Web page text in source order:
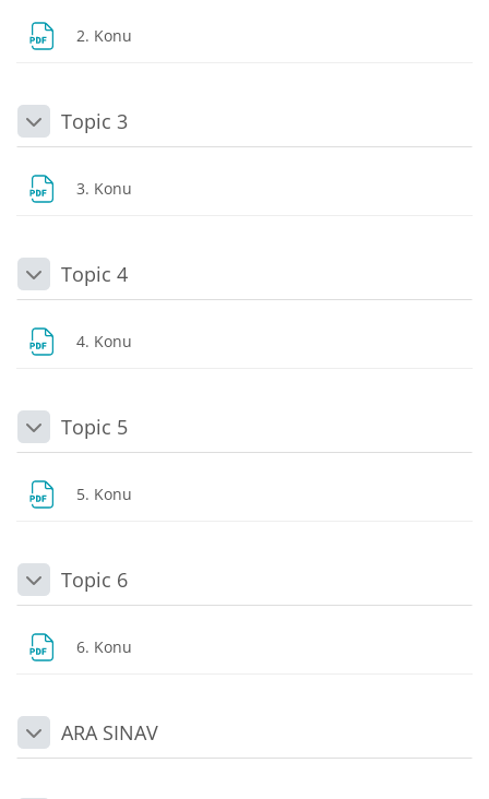
2. Konu
DaraltTopic 3
3. Konu
DaraltTopic 4
4. Konu
DaraltTopic 5
5. Konu
DaraltTopic 6
6. Konu
DaraltARA SINAV